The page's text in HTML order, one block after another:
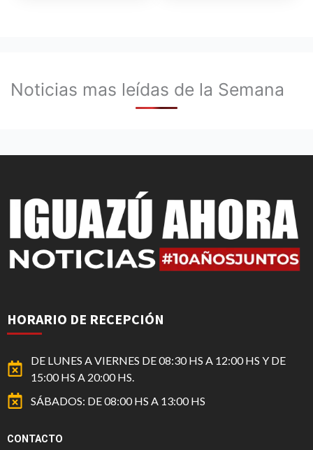
Noticias mas leídas de la Semana
HORARIO DE RECEPCIÓN
DE LUNES A VIERNES DE 08:30 HS A 12:00 HS Y DE
15:00 HS A 20:00 HS.
SÁBADOS: DE 08:00 HS A 13:00 HS
CONTACTO